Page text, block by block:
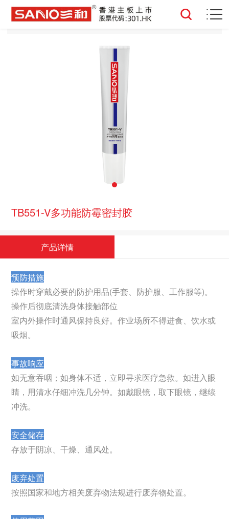
TB551-V多功能防霉密封胶
产品详情
预防措施
操作时穿戴必要的防护用品(手套、防护服、工作服等)。
操作后彻底清洗身体接触部位
室内外操作时通风保持良好。作业场所不得进食、饮水或
吸烟。
事故响应
如无意吞咽；如身体不适，立即寻求医疗急救。如进入眼
睛，用清水仔细冲洗几分钟。如戴眼镜，取下眼镜，继续
冲洗。
安全储存
存放于阴凉、干燥、通风处。
废弃处置
按照国家和地方相关废弃物法规进行废弃物处置。